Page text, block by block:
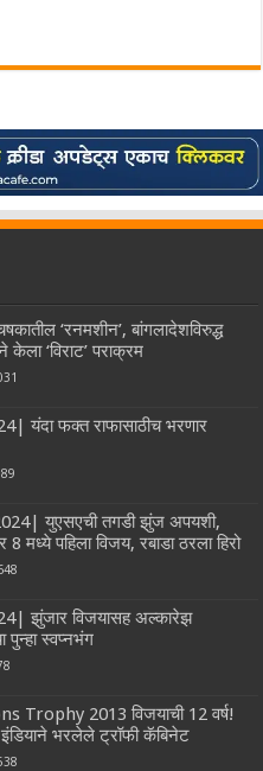
‘रनमशीन’, बांगलादेशविरुद्ध
‘विराट’ पराक्रम
यंदा फक्त राफासाठीच भरणार
युएसएची तगडी झुंज अपयशी,
मध्ये पहिला विजय, रबाडा ठरला हिरो
झुंजार विजयासह अल्कारेझ
पुन्हा स्वप्नभंग
Trophy 2013 विजयाची 12 वर्ष!
इंडियाने भरलेले ट्रॉफी कॅबिनेट